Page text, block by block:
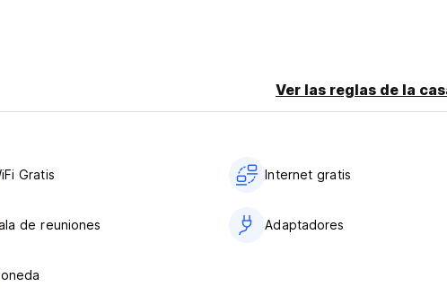
a pedido solo)
enviarle las reglas) (Auto-translated from original language)
Ver las reglas de la
Gratis Internet gratis
de reuniones Adaptadores